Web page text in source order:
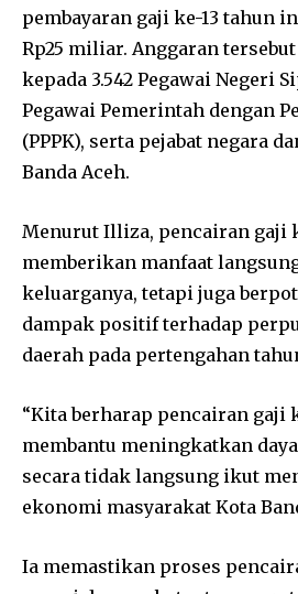
pembayaran gaji ke-13 tahun
Rp25 miliar. Anggaran
kepada 3.542 Pegawai Negeri
Pegawai Pemerintah dengan
(PPPK), serta pejabat negara
Banda Aceh.
Menurut Illiza, pencairan gaji
memberikan manfaat
keluarganya, tetapi juga
dampak positif terhadap
daerah pada pertengahan
“Kita berharap pencairan gaji
membantu meningkatkan
secara tidak langsung ikut
ekonomi masyarakat Kota
Ia memastikan proses